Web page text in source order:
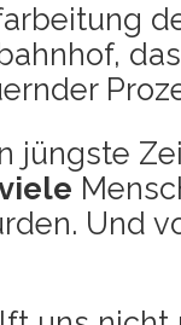
jüngs­te
Und